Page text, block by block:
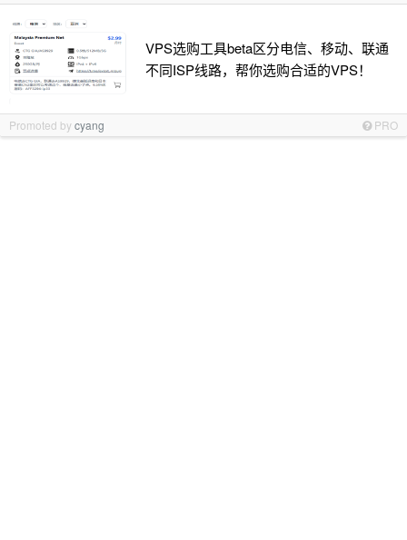
VPS选购工具beta区分电信、移动、联通
不同ISP线路，帮你选购合适的VPS！
Promoted bycyang PRO